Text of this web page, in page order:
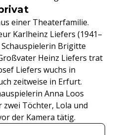
einer Theaterfamilie.
Karlheinz Liefers (1941–
Brigitte
Heinz Liefers trat
Liefers wuchs in
zeitweise in Erfurt.
Anna Loos
Töchter, Lola und
der Kamera tätig.